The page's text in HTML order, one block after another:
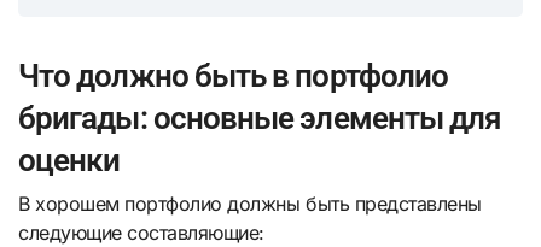
Что должно быть в портфолио
бригады: основные элементы для
оценки
В хорошем портфолио должны быть представлены
следующие составляющие: